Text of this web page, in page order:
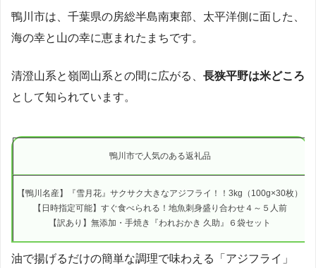
鴨川市は、千葉県の房総半島南東部、太平洋側に面した、
海の幸と山の幸に恵まれたまちです。
清澄山系と嶺岡山系との間に広がる、 長狭平野は米どころ
として知られています。
鴨川市で人気のある返礼品
【鴨川名産】『雪月花』サクサク大きなアジフライ！！3kg（100g×30枚）
【日時指定可能】すぐ食べられる！地魚刺身盛り合わせ４～５人前
【訳あり】無添加・手焼き『われおかき 久助』６袋セット
油で揚げるだけの簡単な調理で味わえる「アジフライ」